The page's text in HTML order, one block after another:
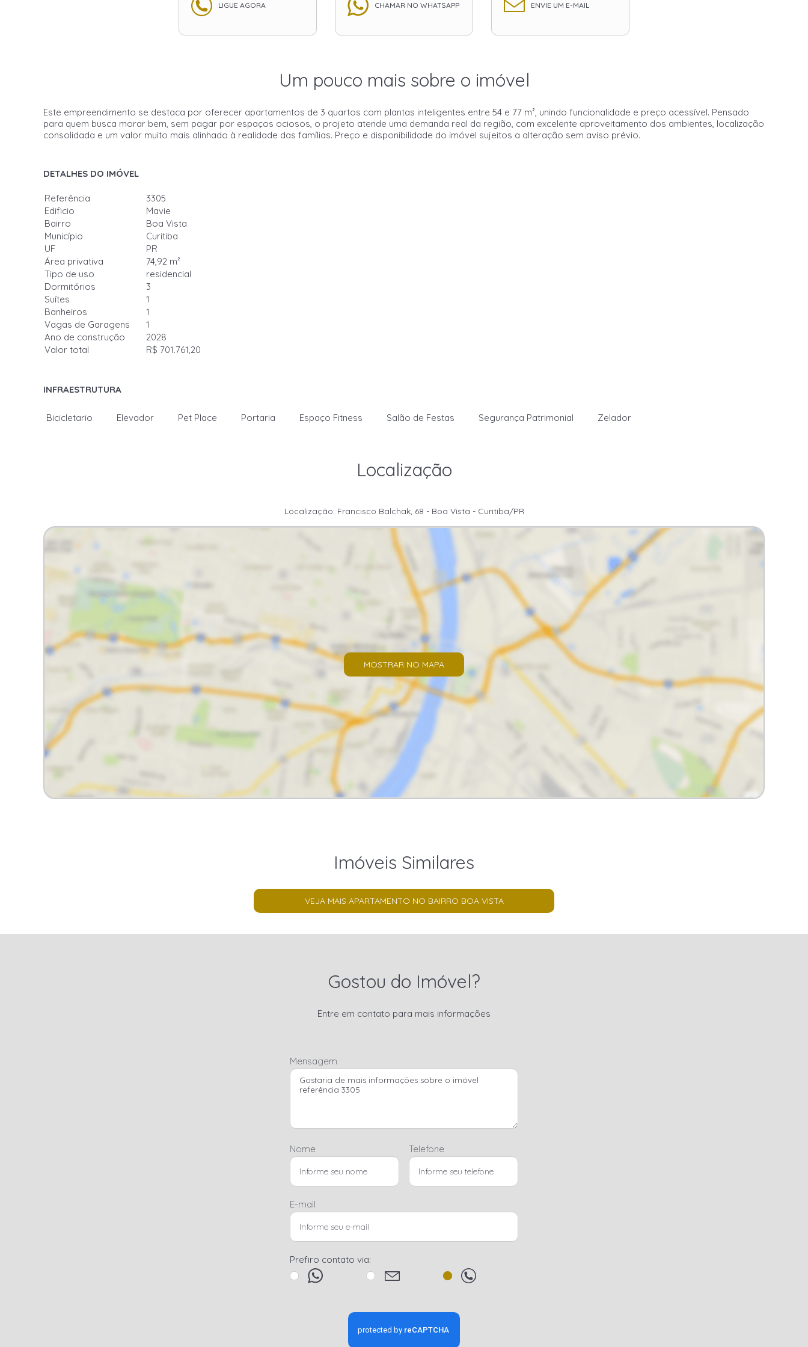
LIGUE AGORA CHAMAR NO WHATSAPP ENVIE UM E-MAIL
Um pouco mais sobre o imóvel
Este empreendimento se destaca por oferecer apartamentos de 3 quartos com plantas inteligentes entre 54 e 77 m², unindo funcionalidade e preço acessível. Pensado
para quem busca morar bem, sem pagar por espaços ociosos, o projeto atende uma demanda real da região, com excelente aproveitamento dos ambientes, localização
consolidada e um valor muito mais alinhado à realidade das famílias. Preço e disponibilidade do imóvel sujeitos a alteração sem aviso prévio.
DETALHES DO IMÓVEL
Referência
3305
Edificio
Mavie
Bairro
Boa Vista
Município
Curitiba
UF
PR
Área privativa
74,92 m²
Tipo de uso
residencial
Dormitórios
3
Suítes
1
Banheiros
1
Vagas de Garagens
1
Ano de construção
2028
Valor total
R$ 701.761,20
INFRAESTRUTURA
Bicicletario Elevador Pet Place Portaria Espaço Fitness Salão de Festas Segurança Patrimonial Zelador
Localização
Localização: Francisco Balchak, 68 - Boa Vista - Curitiba/PR
MOSTRAR NO MAPA
Imóveis Similares
VEJA MAIS APARTAMENTO NO BAIRRO BOA VISTA
Gostou do Imóvel?
Entre em contato para mais informações
Mensagem
Nome Telefone
E-mail
Prefiro contato via: